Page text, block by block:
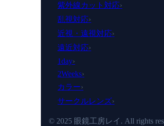
紫外線カット対応›
乱視対応›
近視・遠視対応›
遠近対応›
1day›
2Weeks›
カラー›
サークルレンズ›
© 2025 眼鏡工房レイ. All rights